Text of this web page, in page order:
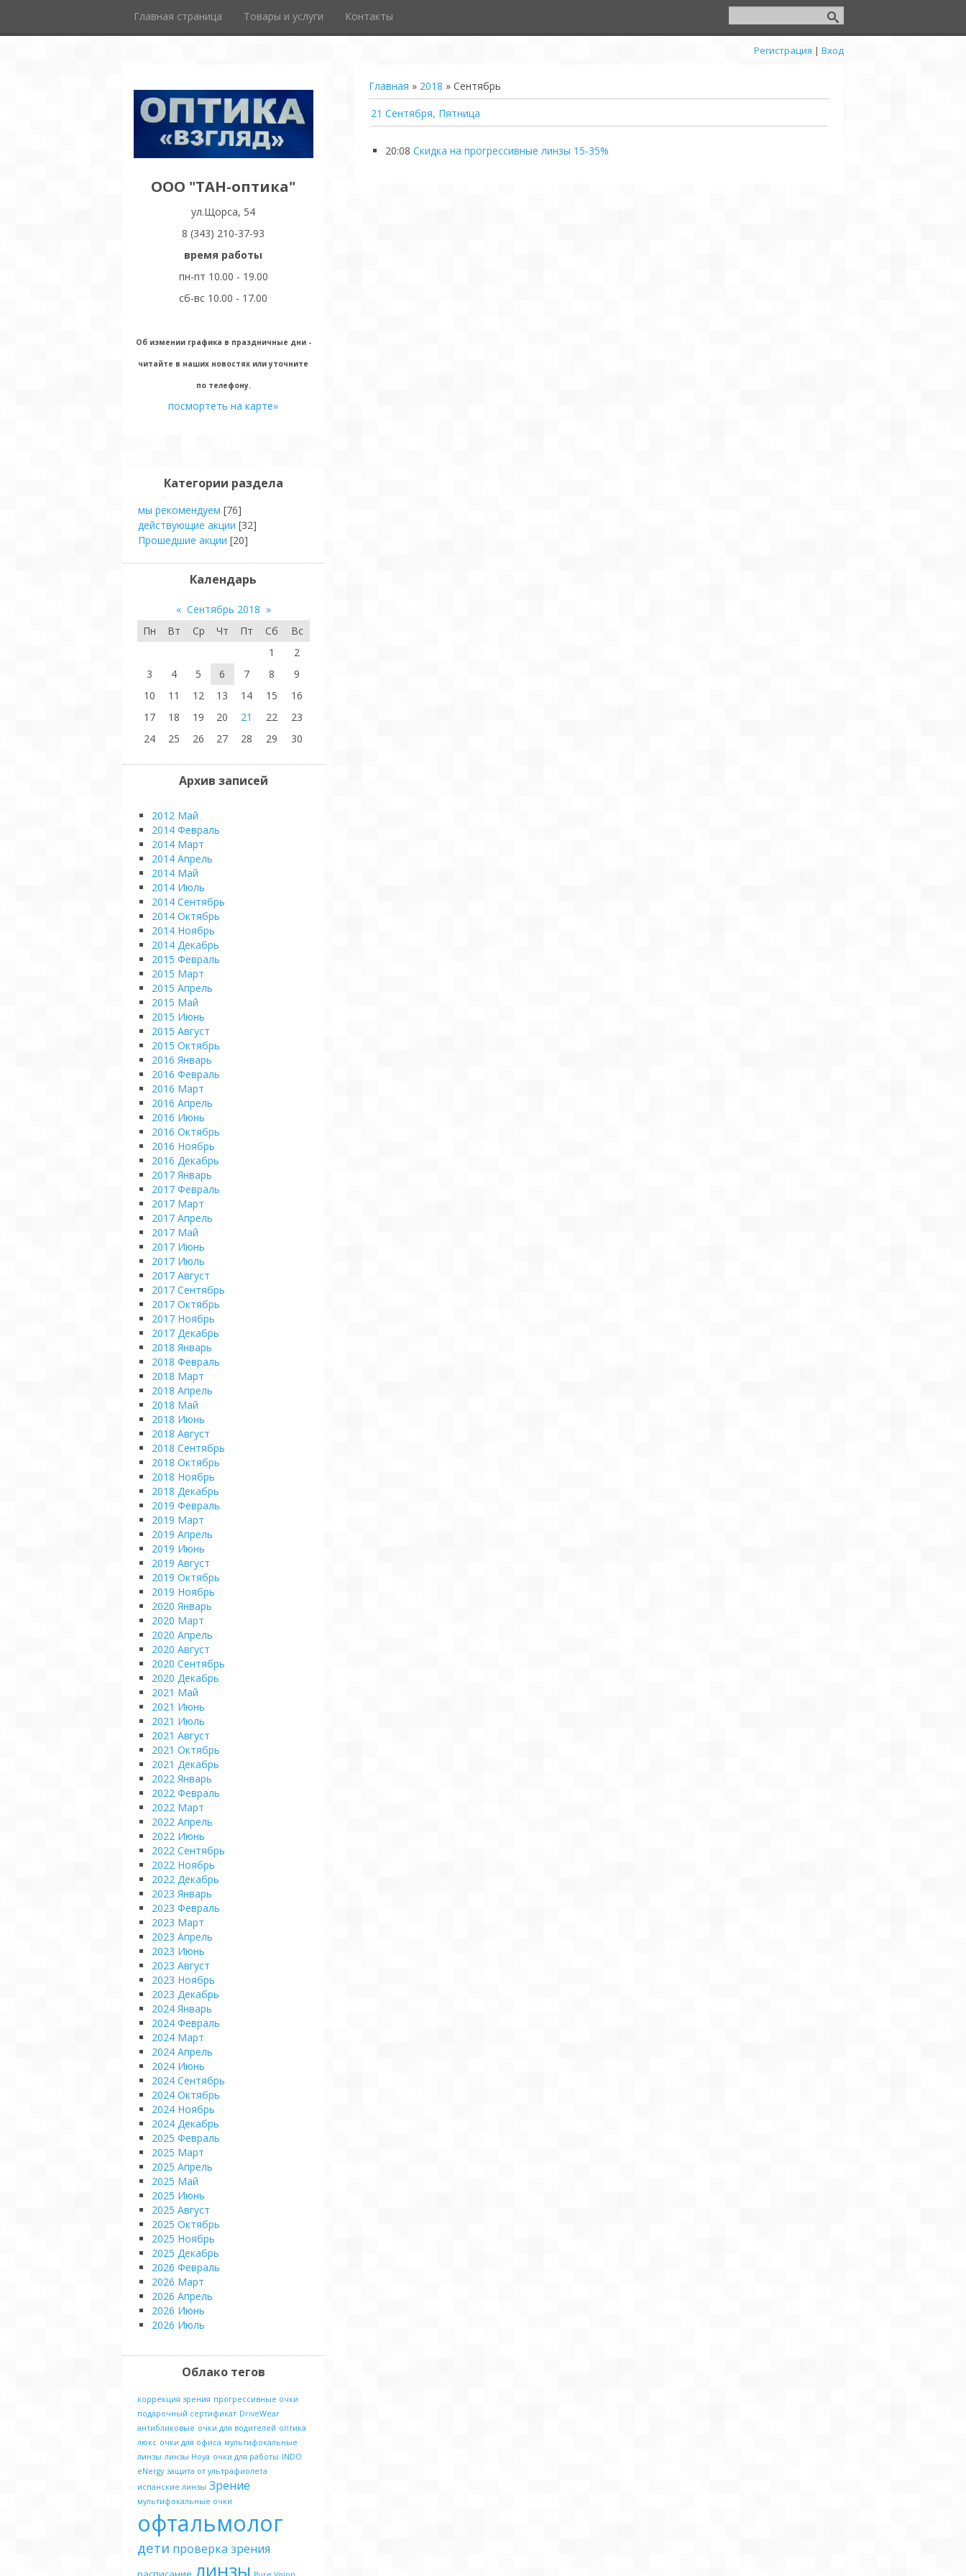
Главная страница Товары и услуги Контакты
Регистрация | Вход
ООО "ТАН-оптика"
ул.Щорса, 54
8 (343) 210-37-93
время работы
пн-пт 10.00 - 19.00
сб-вс 10.00 - 17.00
Об измении графика в праздничные дни -
читайте в наших новостях или уточните
по телефону.
посмортеть на карте»
Главная » 2018 » Сентябрь
21 Сентября, Пятница
20:08 Скидка на прогрессивные линзы 15-35%
Категории раздела
мы рекомендуем [76]
действующие акции [32]
Прошедшие акции [20]
Календарь
« Сентябрь 2018 »
Пн
Вт Ср Чт Пт Сб
Вс
1
2
3
4 5 6 7 8
9
10
11 12 13 14 15
16
17
18 19 20 21 22
23
24
25 26 27 28 29 30
Архив записей
2012 Май
2014 Февраль
2014 Март
2014 Апрель
2014 Май
2014 Июль
2014 Сентябрь
2014 Октябрь
2014 Ноябрь
2014 Декабрь
2015 Февраль
2015 Март
2015 Апрель
2015 Май
2015 Июнь
2015 Август
2015 Октябрь
2016 Январь
2016 Февраль
2016 Март
2016 Апрель
2016 Июнь
2016 Октябрь
2016 Ноябрь
2016 Декабрь
2017 Январь
2017 Февраль
2017 Март
2017 Апрель
2017 Май
2017 Июнь
2017 Июль
2017 Август
2017 Сентябрь
2017 Октябрь
2017 Ноябрь
2017 Декабрь
2018 Январь
2018 Февраль
2018 Март
2018 Апрель
2018 Май
2018 Июнь
2018 Август
2018 Сентябрь
2018 Октябрь
2018 Ноябрь
2018 Декабрь
2019 Февраль
2019 Март
2019 Апрель
2019 Июнь
2019 Август
2019 Октябрь
2019 Ноябрь
2020 Январь
2020 Март
2020 Апрель
2020 Август
2020 Сентябрь
2020 Декабрь
2021 Май
2021 Июнь
2021 Июль
2021 Август
2021 Октябрь
2021 Декабрь
2022 Январь
2022 Февраль
2022 Март
2022 Апрель
2022 Июнь
2022 Сентябрь
2022 Ноябрь
2022 Декабрь
2023 Январь
2023 Февраль
2023 Март
2023 Апрель
2023 Июнь
2023 Август
2023 Ноябрь
2023 Декабрь
2024 Январь
2024 Февраль
2024 Март
2024 Апрель
2024 Июнь
2024 Сентябрь
2024 Октябрь
2024 Ноябрь
2024 Декабрь
2025 Февраль
2025 Март
2025 Апрель
2025 Май
2025 Июнь
2025 Август
2025 Октябрь
2025 Ноябрь
2025 Декабрь
2026 Февраль
2026 Март
2026 Апрель
2026 Июнь
2026 Июль
Облако тегов
коррекция зрения прогрессивные очки
подарочный сертификат DriveWear
антибликовые очки для водителей оптика
люкс очки для офиса мультифокальные
линзы линзы Hoya очки для работы INDO
eNergy защита от ультрафиолета
испанские линзы Зрение
мультифокальные очки
офтальмолог
дети проверка зрения
линзы